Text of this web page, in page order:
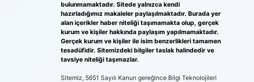
bulunmamaktadır. Sitede yalnızca kendi
hazırladığımız makaleler paylaşılmaktadır. Burada yer
alan içerikler haber niteliği taşımamakta olup, gerçek
kurum ve kişiler hakkında paylaşım yapılmamaktadır.
Gerçek kurum ve kişiler ile isim benzerlikleri tamamen
tesadüfidir. Sitemizdeki bilgiler taslak halindedir ve
tavsiye niteliği taşımazlar.
Sitemiz, 5651 Sayılı Kanun gereğince Bilgi Teknolojileri